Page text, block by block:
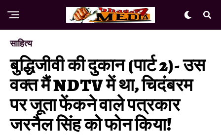
साहित्य
बुद्धिजीवी की दुकान (पार्ट 2)- उस
वक्त मैं NDTV में था, चिदंबरम
पर जूता फेंकने वाले पत्रकार
जरनैल सिंह को फोन किया!